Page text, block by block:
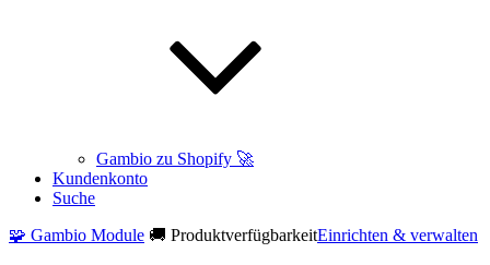
Gambio zu Shopify 🚀
Kundenkonto
Suche
🧩 Gambio Module 🚚 ProduktverfügbarkeitEinrichten & verwalten